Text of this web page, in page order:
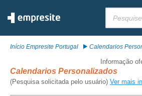
Início Empresite Portugal Calendarios
Informação
Calendarios Personalizados
(Pesquisa solicitada pelo usuário) Ver mais